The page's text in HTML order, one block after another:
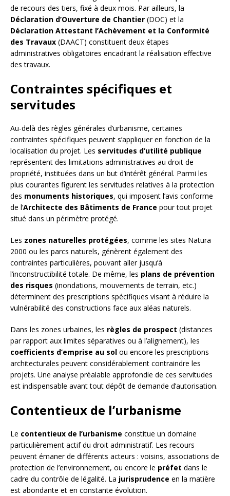
de recours des tiers, fixé à deux mois. Par ailleurs, la
Déclaration d’Ouverture de Chantier (DOC) et la
Déclaration Attestant l’Achèvement et la Conformité
des Travaux (DAACT) constituent deux étapes
administratives obligatoires encadrant la réalisation effective
des travaux.
Contraintes spécifiques et
servitudes
Au-delà des règles générales d’urbanisme, certaines
contraintes spécifiques peuvent s’appliquer en fonction de la
localisation du projet. Les servitudes d’utilité publique
représentent des limitations administratives au droit de
propriété, instituées dans un but d’intérêt général. Parmi les
plus courantes figurent les servitudes relatives à la protection
des monuments historiques, qui imposent l’avis conforme
de l’Architecte des Bâtiments de France pour tout projet
situé dans un périmètre protégé.
Les zones naturelles protégées, comme les sites Natura
2000 ou les parcs naturels, génèrent également des
contraintes particulières, pouvant aller jusqu’à
l’inconstructibilité totale. De même, les plans de prévention
des risques (inondations, mouvements de terrain, etc.)
déterminent des prescriptions spécifiques visant à réduire la
vulnérabilité des constructions face aux aléas naturels.
Dans les zones urbaines, les règles de prospect (distances
par rapport aux limites séparatives ou à l’alignement), les
coefficients d’emprise au sol ou encore les prescriptions
architecturales peuvent considérablement contraindre les
projets. Une analyse préalable approfondie de ces servitudes
est indispensable avant tout dépôt de demande d’autorisation.
Contentieux de l’urbanisme
Le contentieux de l’urbanisme constitue un domaine
particulièrement actif du droit administratif. Les recours
peuvent émaner de différents acteurs : voisins, associations de
protection de l’environnement, ou encore le préfet dans le
cadre du contrôle de légalité. La jurisprudence en la matière
est abondante et en constante évolution.